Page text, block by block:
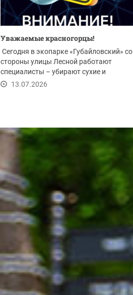
Уважаемые красногорцы!
Сегодня в экопарке «Губайловский» со
стороны улицы Лесной работают
специалисты – убирают сухие и
аварийные деревья....
13.07.2026